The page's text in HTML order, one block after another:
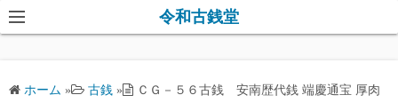
コ
ン
令和古銭堂
ホーム » 古銭 » ＣＧ－５６古銭 安南歴代銭 端慶通宝 厚肉